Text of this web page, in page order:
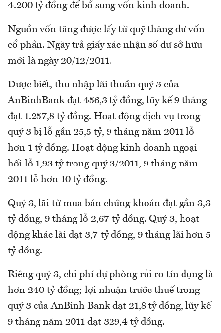
4.200 tỷ đồng để bổ sung vốn kinh doanh.
Nguồn vốn tăng được lấy từ quỹ thăng dư vốn
cổ phần. Ngày trả giấy xác nhận số dư sở hữu
mới là ngày 20/12/2011.
Được biết, thu nhập lãi thuần quý 3 của
AnBinhBank đạt 456,3 tỷ đồng, lũy kế 9 tháng
đạt 1.257,8 tỷ đồng. Hoạt động dịch vụ trong
quý 3 bị lỗ gần 25,5 tỷ, 9 tháng năm 2011 lỗ
hơn 1 tỷ đồng. Hoạt động kinh doanh ngoại
hối lỗ 1,93 tỷ trong quý 3/2011, 9 tháng năm
2011 lỗ hơn 10 tỷ đồng.
Quý 3, lãi từ mua bán chứng khoán đạt gần 3,3
tỷ đồng, 9 tháng lỗ 2,67 tỷ đồng. Quý 3, hoạt
động khác lãi đạt 3,7 tỷ đồng, 9 tháng lãi hơn 5
tỷ đồng.
Riêng quý 3, chi phí dự phòng rủi ro tín dụng là
hơn 240 tỷ đồng; lợi nhuận trước thuế trong
quý 3 của AnBinh Bank đạt 21,8 tỷ đồng, lũy kế
9 tháng năm 2011 đạt 329,4 tỷ đồng.